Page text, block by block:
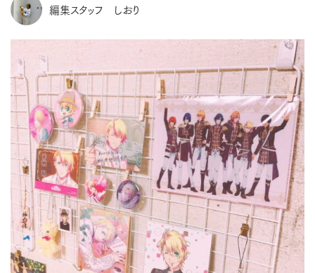
編集スタッフ しおり